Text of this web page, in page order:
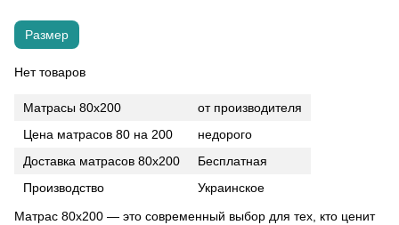
Размер
Нет товаров
Матрасы 80х200
от производителя
Цена матрасов 80 на 200
недорого
Доставка матрасов 80х200
Бесплатная
Производство
Украинское
Матрас 80х200 — это современный выбор для тех, кто ценит